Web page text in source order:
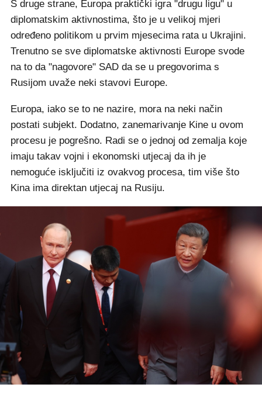
S druge strane, Europa praktički igra "drugu ligu" u
diplomatskim aktivnostima, što je u velikoj mjeri
određeno politikom u prvim mjesecima rata u Ukrajini.
Trenutno se sve diplomatske aktivnosti Europe svode
na to da "nagovore" SAD da se u pregovorima s
Rusijom uvaže neki stavovi Europe.
Europa, iako se to ne nazire, mora na neki način
postati subjekt. Dodatno, zanemarivanje Kine u ovom
procesu je pogrešno. Radi se o jednoj od zemalja koje
imaju takav vojni i ekonomski utjecaj da ih je
nemoguće isključiti iz ovakvog procesa, tim više što
Kina ima direktan utjecaj na Rusiju.